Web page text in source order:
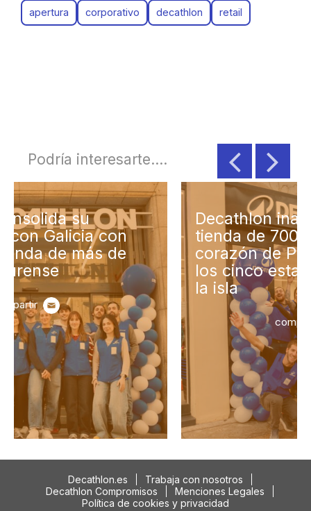
apertura corporativo decathlon retail
Podría interesarte....
Decathlon inaugura una
tienda de 700 m² en el
corazón de Palma y alcanza
los cinco establecimientos en
la isla
compartir
Decathlon.es
Trabaja con nosotros
Decathlon Compromisos
Menciones Legales
Política de cookies y privacidad